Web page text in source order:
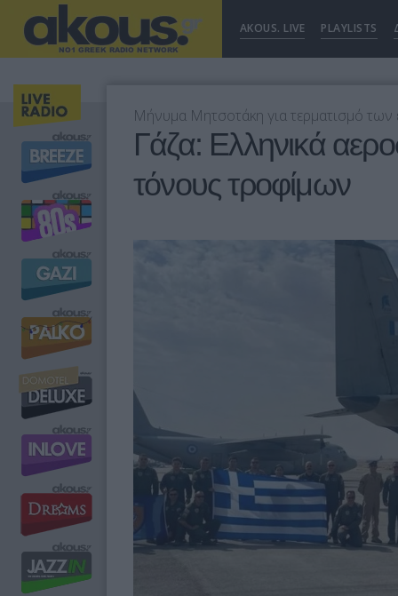
AKOUS. LIVE PLAYLISTS
Μήνυμα Μητσοτάκη για τερματισμό
Γάζα: Ελληνικά
τόνους τροφίμων